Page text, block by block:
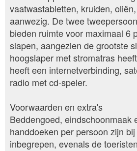
vaatwastabletten, kruiden,
aanwezig. De twee
bieden ruimte voor maximaal 6
slapen, aangezien de grootste
hoogslaper met stromatras
heeft een internetverbinding,
radio met cd-speler.
Voorwaarden en extra's
Beddengoed, eindschoonmaak
handdoeken per persoon zijn
inbegrepen, evenals de